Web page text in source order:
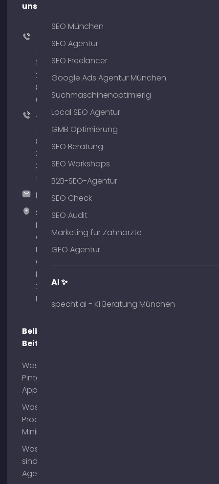
uns!
+49
176
204
801
64
+49
89
380
375
hallo@timospecht.de
Specht
Marketing
GmbH –
Palais am
Obelisk
Briennerstr.
29 80333
München
Beliebte
Beiträge
Was ist
Pinterest
App?
Was ist
Process
Mining?
Was
sind AI
Agents?
SEO München
SEO Agentur
SEO Freelancer
Google Ads Agentur München
Suchmaschinenoptimierig
Local SEO Agentur
GMB Optimierung
SEO Beratung
SEO Workshops
B2B-SEO-Agentur
SEO Check
SEO Audit
Marketing für Zahnärzte
GEO Agentur
AI ✨
specht.ai - KI Beratung München